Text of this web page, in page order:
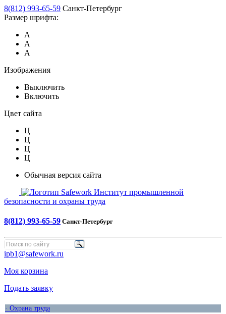
8(812) 993-65-59 Санкт-Петербург
Размер шрифта:
А
А
А
Изображения
Выключить
Включить
Цвет сайта
Ц
Ц
Ц
Ц
Обычная версия сайта
Safework Институт промышленной
безопасности и охраны труда
8(812) 993-65-59 Санкт-Петербург
ipb1@safework.ru
Моя корзина
Подать заявку
· Охрана труда